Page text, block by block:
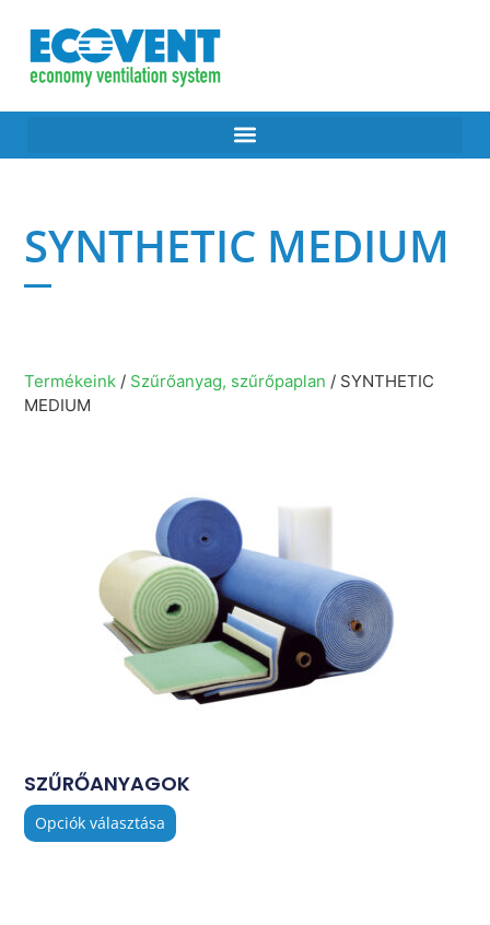
SYNTHETIC MEDIUM
Termékeink / Szűrőanyag, szűrőpaplan / SYNTHETIC
MEDIUM
SZŰRŐANYAGOK
Opciók választása